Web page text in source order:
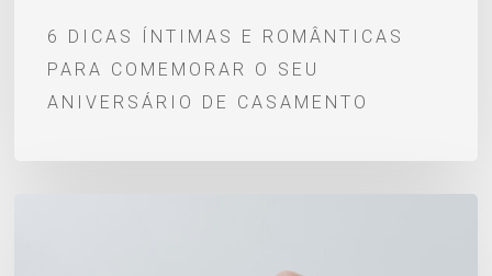
6 DICAS ÍNTIMAS E ROMÂNTICAS
PARA COMEMORAR O SEU
ANIVERSÁRIO DE CASAMENTO